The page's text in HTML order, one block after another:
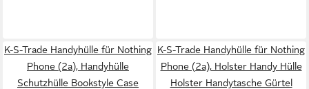
K-S-Trade Handyhülle für Nothing
Phone (2a), Handyhülle
Schutzhülle Bookstyle Case
K-S-Trade Handyhülle für Nothing
Phone (2a), Holster Handy Hülle
Holster Handytasche Gürtel